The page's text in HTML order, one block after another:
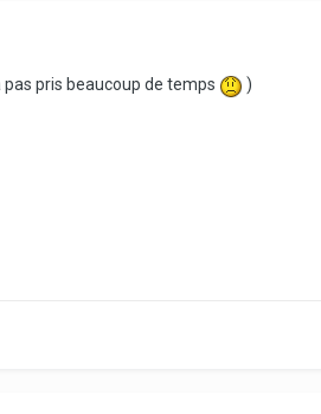
pris beaucoup de temps
)